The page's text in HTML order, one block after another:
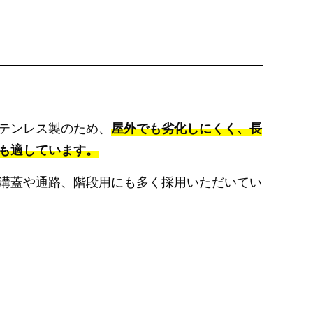
ンレス製のため、 屋外でも劣化しにくく、長
適しています。
蓋や通路、階段用にも多く採用いただいてい